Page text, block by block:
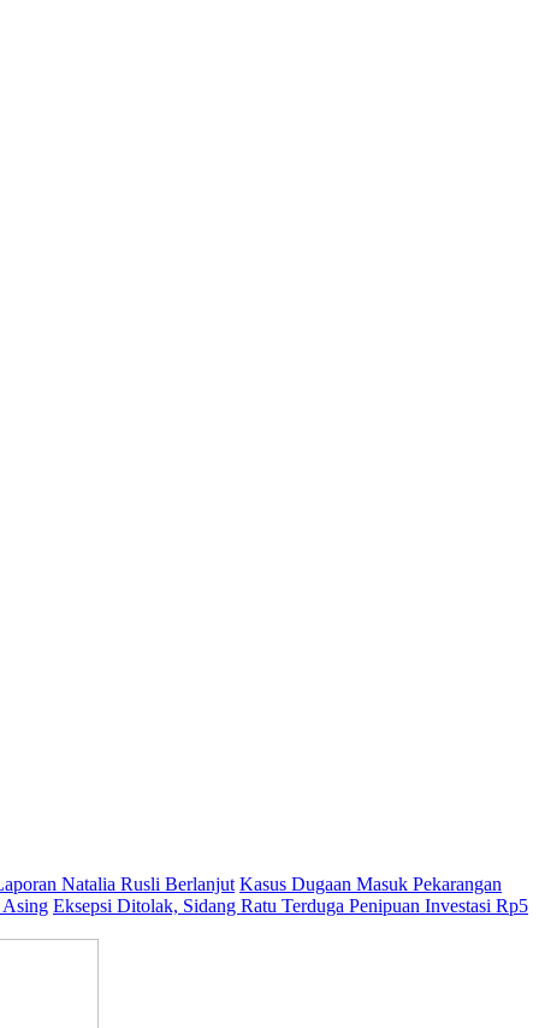
Natalia Rusli Berlanjut Kasus Dugaan Masuk Pekarangan
Asing Eksepsi Ditolak, Sidang Ratu Terduga Penipuan Investasi Rp5